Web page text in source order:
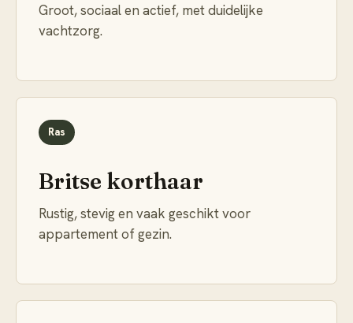
Groot, sociaal en actief, met duidelijke
vachtzorg.
Ras
Britse korthaar
Rustig, stevig en vaak geschikt voor
appartement of gezin.